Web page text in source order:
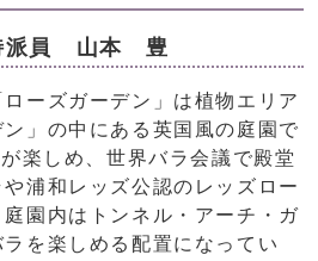
派員 山本 豊
ーズガーデン」は植物エリア
ン」の中にある英国風の庭園で
楽しめ、世界バラ会議で殿堂
浦和レッズ公認のレッズロー
園内はトンネル・アーチ・ガ
を楽しめる配置になってい